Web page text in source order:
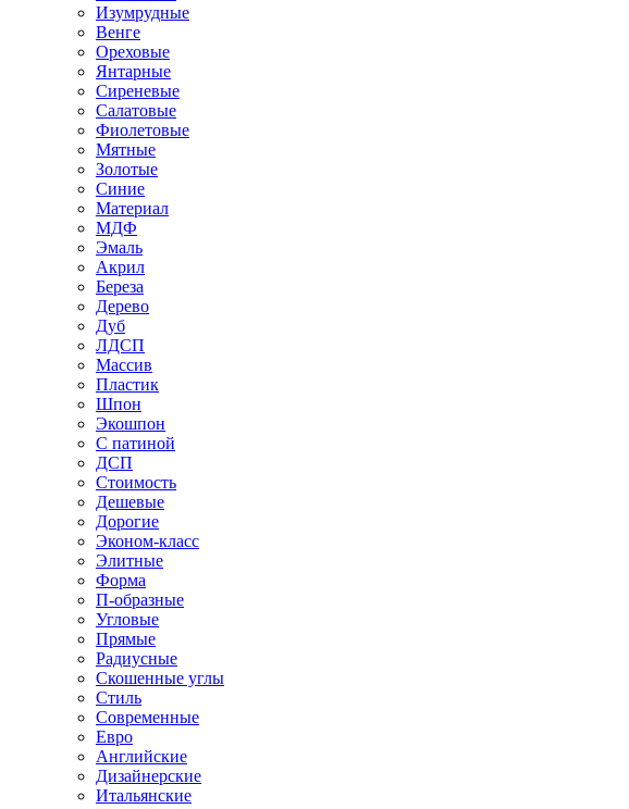
Изумрудные
Венге
Ореховые
Янтарные
Сиреневые
Салатовые
Фиолетовые
Мятные
Золотые
Синие
Материал
МДФ
Эмаль
Акрил
Береза
Дерево
Дуб
ЛДСП
Массив
Пластик
Шпон
Экошпон
С патиной
ДСП
Стоимость
Дешевые
Дорогие
Эконом-класс
Элитные
Форма
П-образные
Угловые
Прямые
Радиусные
Скошенные углы
Стиль
Современные
Евро
Английские
Дизайнерские
Итальянские